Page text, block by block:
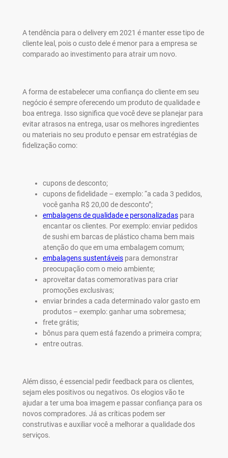
A tendência para o delivery em 2021 é manter esse tipo de
cliente leal, pois o custo dele é menor para a empresa se
comparado ao investimento para atrair um novo.
A forma de estabelecer uma confiança do cliente em seu
negócio é sempre oferecendo um produto de qualidade e
boa entrega. Isso significa que você deve se planejar para
evitar atrasos na entrega, usar os melhores ingredientes
ou materiais no seu produto e pensar em estratégias de
fidelização como:
cupons de desconto;
cupons de fidelidade – exemplo: “a cada 3 pedidos,
você ganha R$ 20,00 de desconto”;
embalagens de qualidade e personalizadaspara
encantar os clientes. Por exemplo: enviar pedidos
de sushi em barcas de plástico chama bem mais
atenção do que em uma embalagem comum;
embalagens sustentáveispara demonstrar
preocupação com o meio ambiente;
aproveitar datas comemorativas para criar
promoções exclusivas;
enviar brindes a cada determinado valor gasto em
produtos – exemplo: ganhar uma sobremesa;
frete grátis;
bônus para quem está fazendo a primeira compra;
entre outras.
Além disso, é essencial pedir feedback para os clientes,
sejam eles positivos ou negativos. Os elogios vão te
ajudar a ter uma boa imagem e passar confiança para os
novos compradores. Já as críticas podem ser
construtivas e auxiliar você a melhorar a qualidade dos
serviços.